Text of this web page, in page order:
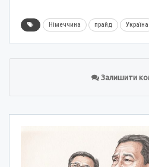
Німеччина прайд Україна
Залишити